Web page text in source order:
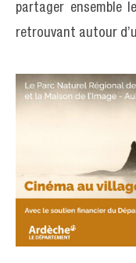
partager ensemble
retrouvant autour